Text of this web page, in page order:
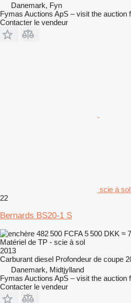
Danemark, Fyn
Fymas Auctions ApS – visit the auction
Contacter le vendeur
scie à
22
Bernards BS20-1 S
482 500 FCFA5 500 DKK ≈
Matériel de TP - scie à sol
2013
Carburant diesel Profondeur de coupe
Danemark, Midtjylland
Fymas Auctions ApS – visit the auction
Contacter le vendeur